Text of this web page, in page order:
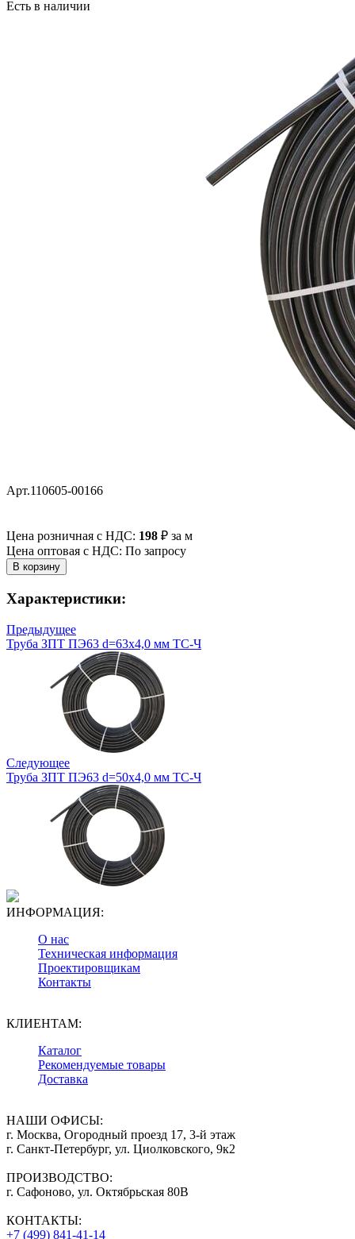
Есть в наличии
Арт.110605-00166
Цена розничная с НДС: 198 ₽ за м
Цена оптовая с НДС: По запросу
Характеристики:
Предыдущее
Труба ЗПТ ПЭ63 d=63х4,0 мм ТС-Ч
Следующее
Труба ЗПТ ПЭ63 d=50х4,0 мм ТС-Ч
ИНФОРМАЦИЯ:
О нас
Техническая информация
Проектировщикам
Контакты
КЛИЕНТАМ:
Каталог
Рекомендуемые товары
Доставка
НАШИ ОФИСЫ:
г. Москва, Огородный проезд 17, 3-й этаж
г. Санкт-Петербург, ул. Циолковского, 9к2
ПРОИЗВОДСТВО:
г. Сафоново, ул. Октябрьская 80В
КОНТАКТЫ:
+7 (499) 841-41-14